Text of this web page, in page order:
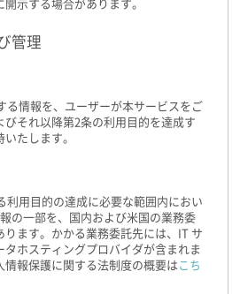
示する場合があります。
管理
る情報を、ユーザーが本サービスをご
びそれ以降第2条の利用目的を達成す
たします。
利用目的の達成に必要な範囲内におい
の一部を、国内および米国の業務委
ります。かかる業務委託先には、IT サ
タホスティングプロバイダが含まれま
情報保護に関する法制度の概要は こち